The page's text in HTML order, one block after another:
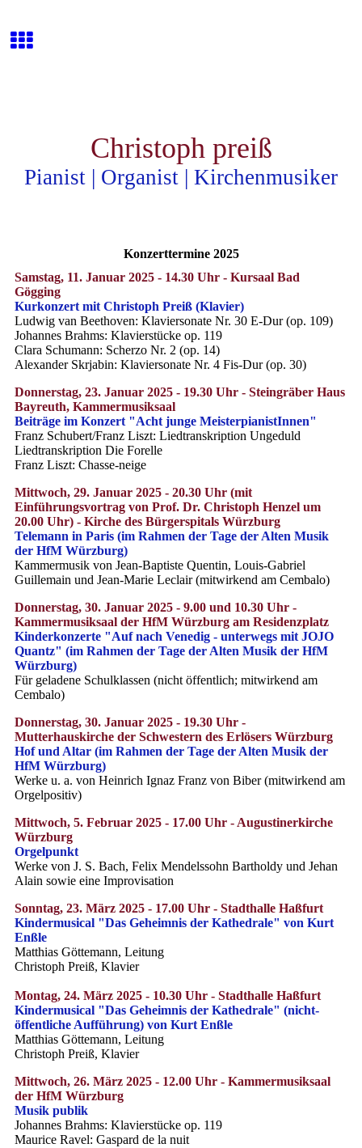
Christoph preiß
Pianist | Organist | Kirchenmusiker
Konzerttermine 2025
Samstag, 11. Januar 2025 - 14.30 Uhr - Kursaal Bad
Gögging
Kurkonzert mit Christoph Preiß (Klavier)
Ludwig van Beethoven: Klaviersonate Nr. 30 E-Dur (op. 109)
Johannes Brahms: Klavierstücke op. 119
Clara Schumann: Scherzo Nr. 2 (op. 14)
Alexander Skrjabin: Klaviersonate Nr. 4 Fis-Dur (op. 30)
Donnerstag, 23. Januar 2025 - 19.30 Uhr - Steingräber Haus
Bayreuth, Kammermusiksaal
Beiträge im Konzert "Acht junge MeisterpianistInnen"
Franz Schubert/Franz Liszt: Liedtranskription Ungeduld
Liedtranskription Die Forelle
Franz Liszt: Chasse-neige
Mittwoch, 29. Januar 2025 - 20.30 Uhr (mit
Einführungsvortrag von Prof. Dr. Christoph Henzel um
20.00 Uhr) - Kirche des Bürgerspitals Würzburg
Telemann in Paris (im Rahmen der Tage der Alten Musik
der HfM Würzburg)
Kammermusik von Jean-Baptiste Quentin, Louis-Gabriel
Guillemain und Jean-Marie Leclair (mitwirkend am Cembalo)
Donnerstag, 30. Januar 2025 - 9.00 und 10.30 Uhr -
Kammermusiksaal der HfM Würzburg am Residenzplatz
Kinderkonzerte "Auf nach Venedig - unterwegs mit JOJO
Quantz" (im Rahmen der Tage der Alten Musik der HfM
Würzburg)
Für geladene Schulklassen (nicht öffentlich; mitwirkend am
Cembalo)
Donnerstag, 30. Januar 2025 - 19.30 Uhr -
Mutterhauskirche der Schwestern des Erlösers Würzburg
Hof und Altar (im Rahmen der Tage der Alten Musik der
HfM Würzburg)
Werke u. a. von Heinrich Ignaz Franz von Biber (mitwirkend am
Orgelpositiv)
Mittwoch, 5. Februar 2025 - 17.00 Uhr - Augustinerkirche
Würzburg
Orgelpunkt
Werke von J. S. Bach, Felix Mendelssohn Bartholdy und Jehan
Alain sowie eine Improvisation
Sonntag, 23. März 2025 - 17.00 Uhr - Stadthalle Haßfurt
Kindermusical "Das Geheimnis der Kathedrale" von Kurt
Enßle
Matthias Göttemann, Leitung
Christoph Preiß, Klavier
Montag, 24. März 2025 - 10.30 Uhr - Stadthalle Haßfurt
Kindermusical "Das Geheimnis der Kathedrale" (nicht-
öffentliche Aufführung) von Kurt Enßle
Matthias Göttemann, Leitung
Christoph Preiß, Klavier
Mittwoch, 26. März 2025 - 12.00 Uhr - Kammermusiksaal
der HfM Würzburg
Musik publik
Johannes Brahms: Klavierstücke op. 119
Maurice Ravel: Gaspard de la nuit